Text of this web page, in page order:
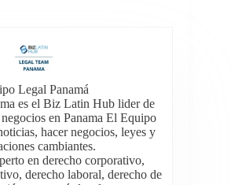
Legal Panamá
es el Biz Latin Hub lider de
en Panama El Equipo
hacer negocios, leyes y
cambiantes.
en derecho corporativo,
derecho laboral, derecho de